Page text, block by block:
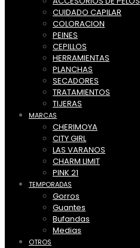
CUIDADO CAPILAR
COLORACION
PEINES
CEPILLOS
HERRAMIENTAS
PLANCHAS
SECADORES
TRATAMIENTOS
TIJERAS
MARCAS
CHERIMOYA
CITY GIRL
LAS VARANOS
CHARM LIMIT
PINK 21
TEMPORADAS
Gorros
Guantes
Bufandas
Medias
OTROS